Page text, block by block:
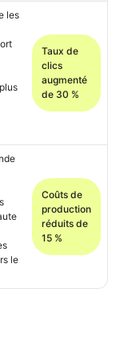
les
Taux de
clics
augmenté
de 30 %
le
Coûts de
production
réduits de
15 %